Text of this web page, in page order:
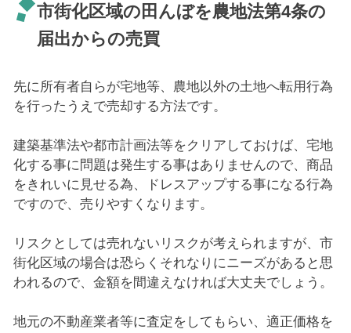
市街化区域の田んぼを農地法第4条の
届出からの売買
先に所有者自らが宅地等、農地以外の土地へ転用行為
を行ったうえで売却する方法です。
建築基準法や都市計画法等をクリアしておけば、宅地
化する事に問題は発生する事はありませんので、商品
をきれいに見せる為、ドレスアップする事になる行為
ですので、売りやすくなります。
リスクとしては売れないリスクが考えられますが、市
街化区域の場合は恐らくそれなりにニーズがあると思
われるので、金額を間違えなければ大丈夫でしょう。
地元の不動産業者等に査定をしてもらい、適正価格を